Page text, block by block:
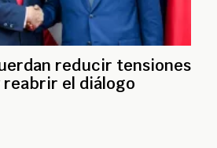
reducir tensiones
el diálogo